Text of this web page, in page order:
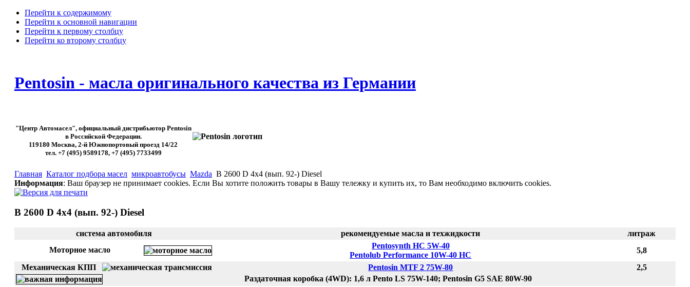
Перейти к содержимому
Перейти к основной навигации
Перейти к первому столбцу
Перейти ко второму столбцу
Pentosin - масла оригинального качества из Германии
"Центр Автомасел", официальный дистрибьютор Pentosin
в Российской Федерации.
119180 Москва, 2-й Южнопортовый проезд 14/22
тел. +7 (495) 9589178, +7 (495) 7733499
Главная Каталог подбора масел микроавтобусы Mazda B 2600 D 4x4 (вып. 92-) Diesel
Информация: Ваш браузер не принимает cookies. Если Вы хотите положить товары в Вашу тележку и купить их, то Вам необходимо включить cookies.
B 2600 D 4x4 (вып. 92-) Diesel
система автомобиля рекомендуемые масла и техжидкости
литраж
Моторное масло
Pentosynth HC 5W-40
Pentolub Performance 10W-40 HC
5,8
Механическая КПП
Pentosin MTF 2 75W-80
2,5
Раздаточная коробка (4WD): 1,6 л Pento LS 75W-140; Pentosin G5 SAE 80W-90